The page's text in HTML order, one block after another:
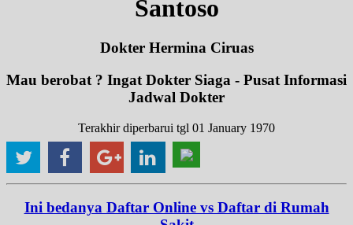
Santoso
Dokter Hermina Ciruas
Mau berobat ? Ingat Dokter Siaga - Pusat Informasi
Jadwal Dokter
Terakhir diperbarui tgl 01 January 1970
Ini bedanya Daftar Online vs Daftar di Rumah